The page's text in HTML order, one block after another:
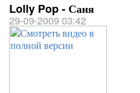
Lolly Pop - Саня
29-09-2009 03:42